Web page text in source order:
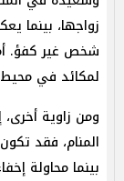
زواجها، بينما
شخص غير كفؤ.
لمكائد في محيط
ومن زاوية
المنام، فقد
بينما محاولة